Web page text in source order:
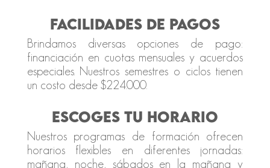
FACILIDADES DE PAGOS
Brindamos diversas opciones de pago:
financiación en cuotas mensuales y acuerdos
especiales. Nuestros semestres o ciclos tienen
un costo desde $224.000.
ESCOGES TU HORARIO
Nuestros programas de formación ofrecen
horarios flexibles en diferentes jornadas:
mañana, noche, sábados en la mañana y